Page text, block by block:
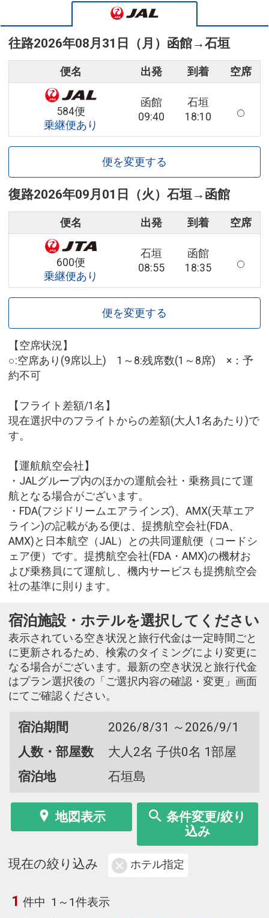
往路2026年08月31日（月） 函館→石垣
便名 出発 到着 空席
584便
乗継便あり
函館
09:40
石垣
18:10
便を変更する
復路2026年09月01日（火） 石垣→ 函館
便名 出発 到着 空席
600便
乗継便あり
石垣
08:55
函館
18:35
便を変更する
【空席状況】
○:空席あり(9席以上) 1～8:残席数(1～8席) ×：予
約不可
【フライト差額/1名】
現在選択中のフライトからの差額(大人1名あたり)で
す。
【運航航空会社】
・JALグループ内のほかの運航会社・乗務員にて運
航となる場合がございます。
・FDA(フジドリームエアラインズ)、AMX(天草エア
ライン)の記載がある便は、提携航空会社(FDA、
AMX)と日本航空（JAL）との共同運航便（コードシ
ェア便）です。提携航空会社(FDA・AMX)の機材お
よび乗務員にて運航し、機内サービスも提携航空会
社の基準に則ります。
宿泊施設・ホテルを選択してください
表示されている空き状況と旅行代金は一定時間ごと
に更新されるため、検索のタイミングにより変更に
なる場合がございます。最新の空き状況と旅行代金
はプラン選択後の「ご選択内容の確認・変更」画面
にてご確認ください。
宿泊期間
2026/8/31 ～2026/9/1
人数・部屋数
大人2名 子供0名 1部屋
宿泊地
石垣島
地図表示
条件変更/絞り
込み
現在の絞り込み ホテル指定
1 件中 1～1件表示